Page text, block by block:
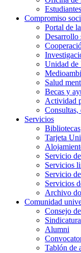
Compromiso
Portal de
Desarrollo
Unidad de
Salud
Becas y
Actividad
Consultas,
Servicios
Bibliotecas
Tarjeta
Servicio
Servicios
Servicio
Servicios
Archivo
Comunidad
Consejo
Alumni
Tablón de